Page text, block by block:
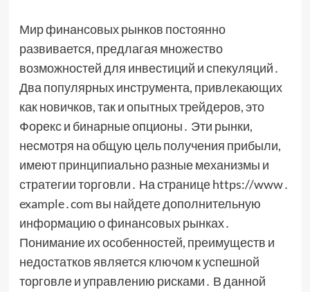
Мир финансовых рынков постоянно
развивается, предлагая множество
возможностей для инвестиций и спекуляций․
Два популярных инструмента, привлекающих
как новичков, так и опытных трейдеров, это
Форекс и бинарные опционы․ Эти рынки,
несмотря на общую цель получения прибыли,
имеют принципиально разные механизмы и
стратегии торговли․ На странице https://www․
example․com вы найдете дополнительную
информацию о финансовых рынках․
Понимание их особенностей, преимуществ и
недостатков является ключом к успешной
торговле и управлению рисками․ В данной